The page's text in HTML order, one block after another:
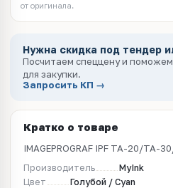
от оригинала.
Нужна скидка под тендер
Посчитаем спеццену и
для закупки.
Запросить КП →
Кратко о товаре
IMAGEPROGRAF IPF TA-20/
Производитель
MyInk
Цвет
Голубой / Cyan